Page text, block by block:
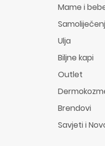
Mame i
Ulja
Biljne kapi
Outlet
Brendovi
Savjeti i